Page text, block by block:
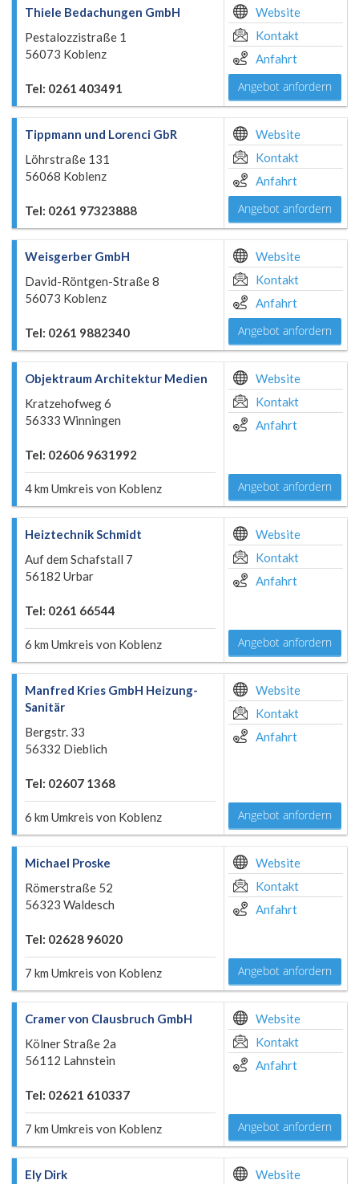
Thiele Bedachungen GmbH
Pestalozzistraße 1
56073 Koblenz
Tel: 0261 403491
Website
Kontakt
Anfahrt
Angebot anfordern
Tippmann und Lorenci GbR
Löhrstraße 131
56068 Koblenz
Tel: 0261 97323888
Website
Kontakt
Anfahrt
Angebot anfordern
Weisgerber GmbH
David-Röntgen-Straße 8
56073 Koblenz
Tel: 0261 9882340
Website
Kontakt
Anfahrt
Angebot anfordern
Objektraum Architektur Medien
Kratzehofweg 6
56333 Winningen
Tel: 02606 9631992
4 km Umkreis von Koblenz
Website
Kontakt
Anfahrt
Angebot anfordern
Heiztechnik Schmidt
Auf dem Schafstall 7
56182 Urbar
Tel: 0261 66544
6 km Umkreis von Koblenz
Website
Kontakt
Anfahrt
Angebot anfordern
Manfred Kries GmbH Heizung-
Sanitär
Bergstr. 33
56332 Dieblich
Tel: 02607 1368
6 km Umkreis von Koblenz
Website
Kontakt
Anfahrt
Angebot anfordern
Michael Proske
Römerstraße 52
56323 Waldesch
Tel: 02628 96020
7 km Umkreis von Koblenz
Website
Kontakt
Anfahrt
Angebot anfordern
Cramer von Clausbruch GmbH
Kölner Straße 2a
56112 Lahnstein
Tel: 02621 610337
7 km Umkreis von Koblenz
Website
Kontakt
Anfahrt
Angebot anfordern
Ely Dirk
Website